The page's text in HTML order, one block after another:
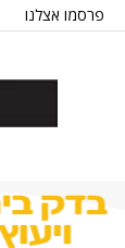
פרסמו אצלנו